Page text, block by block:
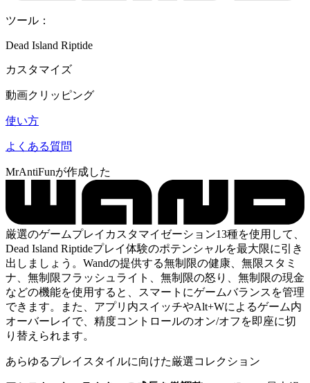
ツール：
Dead Island Riptide
カスタマイズ
動画クリッピング
使い方
よくある質問
MrAntiFunが作成した
厳選のゲームプレイカスタマイゼーション13種を使用して、
Dead Island Riptideプレイ体験のポテンシャルを最大限に引き
出しましょう。Wandの提供する無制限の健康、無限スタミ
ナ、無制限フラッシュライト、無制限の怒り、無制限の現金
などの機能を使用すると、スマートにゲームバランスを管理
できます。また、アプリ内スイッチやAlt+Wによるゲーム内
オーバーレイで、精度コントロールのオン/オフを即座に切
り替えられます。
あらゆるプレイスタイルに向けた厳選コレクション